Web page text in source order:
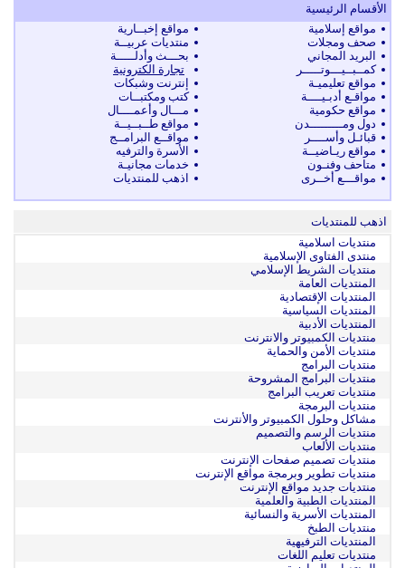
الأقسام الرئيسية
مواقع إسلامية
صحف ومجلات
البريد المجاني
كمــبــيـــوتـــــر
مواقع تعليميـة
مواقـع أدبـيــــة
مواقع حكومية
دول ومـــــــــدن
قبائـل وأســــر
مواقع ريـاضيــة
متاحف وفنـون
مواقـــع أخــرى
مواقع إخبــارية
منتديات عربيــة
بحـــث وأدلـــــة
تجارة الكترونية
إنترنت وشبكات
كتب ومكتبــات
مـــال وأعمــــال
مواقع طــبــيــة
مواقــع البرامــج
الأسرة والترفيه
خدمات مجانيـة
اذهب للمنتديات
اذهب للمنتديات
منتديات اسلامية
منتدى الفتاوى الإسلامية
منتديات الشريط الإسلامي
المنتديات العامة
المنتديات الإقتصادية
المنتديات السياسية
المنتديات الأدبية
منتديات الكمبيوتر والانترنت
منتديات الأمن والحماية
منتديات البرامج
منتديات البرامج المشروحة
منتديات تعريب البرامج
منتديات البرمجة
مشاكل وحلول الكمبيوتر والأنترنت
منتديات الرسم والتصميم
منتديات الألعاب
منتديات تصميم صفحات الإنترنت
منتديات تطوير وبرمجة مواقع الإنترنت
منتديات جديد مواقع الإنترنت
المنتديات الطبية والعلمية
المنتديات الأسرية والنسائية
منتديات الطبخ
المنتديات الترفيهية
منتديات تعليم اللغات